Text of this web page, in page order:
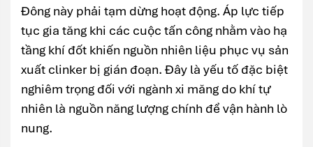
Đông này phải tạm dừng hoạt động. Áp lực tiếp
tục gia tăng khi các cuộc tấn công nhằm vào hạ
tầng khí đốt khiến nguồn nhiên liệu phục vụ sản
xuất clinker bị gián đoạn. Đây là yếu tố đặc biệt
nghiêm trọng đối với ngành xi măng do khí tự
nhiên là nguồn năng lượng chính để vận hành lò
nung.